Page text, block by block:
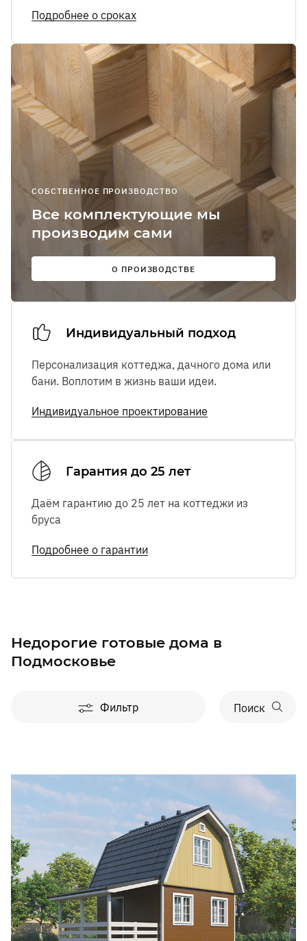
сообщений
Мы в
соцсетях:
Подробнее о сроках
СОБСТВЕННОЕ ПРОИЗВОДСТВО
Все комплектующие мы
производим сами
О ПРОИЗВОДСТВЕ
Индивидуальный подход
Персонализация коттеджа, дачного дома или
бани. Воплотим в жизнь ваши идеи.
Индивидуальное проектирование
Гарантия до 25 лет
Даём гарантию до 25 лет на коттеджи из
бруса
Подробнее о гарантии
Недорогие готовые дома в
Подмосковье
Поиск
Фильтр